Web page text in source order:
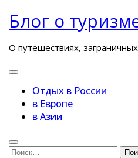
Перейти
кБлог о
О путешествиях,
Кнопка
Отдых в России
в Европе
в Азии
Кнопка
Закрыть